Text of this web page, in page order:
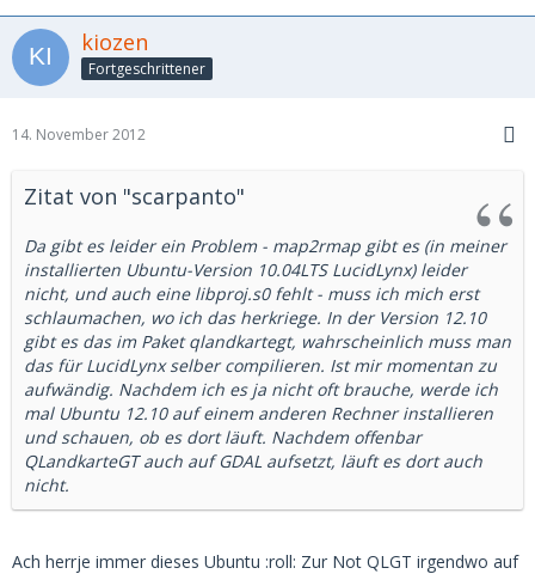
kiozen
Fortgeschrittener
14. November 2012
Zitat von "scarpanto"
Da gibt es leider ein Problem - map2rmap gibt es (in meiner
installierten Ubuntu-Version 10.04LTS LucidLynx) leider
nicht, und auch eine libproj.s0 fehlt - muss ich mich erst
schlaumachen, wo ich das herkriege. In der Version 12.10
gibt es das im Paket qlandkartegt, wahrscheinlich muss man
das für LucidLynx selber compilieren. Ist mir momentan zu
aufwändig. Nachdem ich es ja nicht oft brauche, werde ich
mal Ubuntu 12.10 auf einem anderen Rechner installieren
und schauen, ob es dort läuft. Nachdem offenbar
QLandkarteGT auch auf GDAL aufsetzt, läuft es dort auch
nicht.
Ach herrje immer dieses Ubuntu :roll: Zur Not QLGT irgendwo auf